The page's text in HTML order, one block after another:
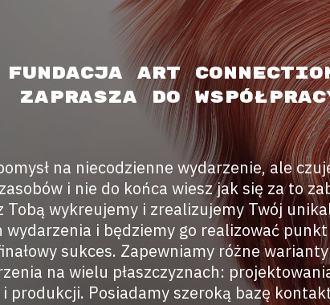
Fundacja Art
zaprasza do
na niecodzienne wydarzenie, ale
i nie do końca wiesz jak się za to
Tobą wykreujemy i zrealizujemy Twój
i będziemy go realizować
sukces. Zapewniamy różne
na wielu płaszczyznach:
i produkcji. Posiadamy szeroką bazę